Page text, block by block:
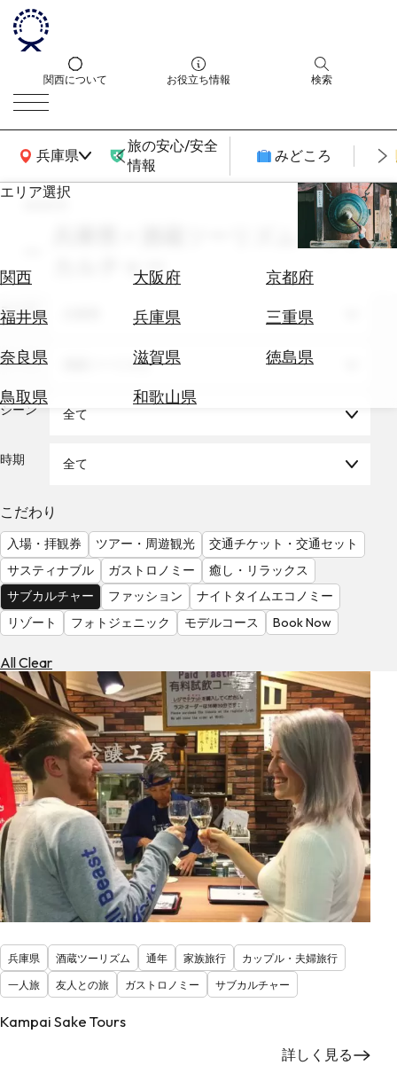
関西について お役立ち情報 検索
兵庫県
関西広域MAP
旅の安心/安全
情報
みどころ
エリア選択
関西 大阪府
京都府
福井県
兵庫県
三重県
奈良県
滋賀県
徳島県
鳥取県
和歌山県
エ
券
テ
を
る
気
を
見
る
search
兵庫県 × 酒蔵ツーリズム × サブ
カルチャー
エリア
テーマ 酒蔵ツーリズム
シーン 全て
時期 全て
こだわり
入場・拝観券 ツアー・周遊観光
交通チケット・交通セット
サスティナブル
ガストロノミー
癒し・リラックス
サブカルチャー
ファッション
ナイトタイムエコノミー
リゾート
フォトジェニック モデルコース Book Now
All Clear
兵庫県 酒蔵ツーリズム 通年 家族旅行
カップル・夫婦旅行
一人旅
友人との旅 ガストロノミー サブカルチャー
Kampai Sake Tours
詳しく見る